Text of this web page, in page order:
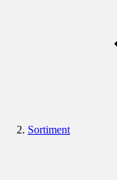
Sortiment